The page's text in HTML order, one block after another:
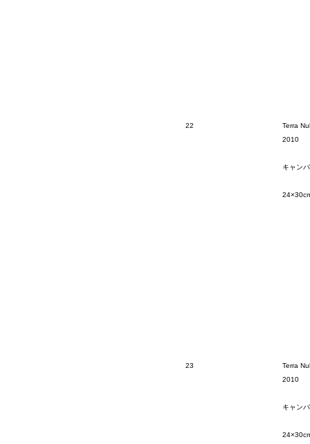
22
Terra
2010
キャン
23
Terra
2010
キャン